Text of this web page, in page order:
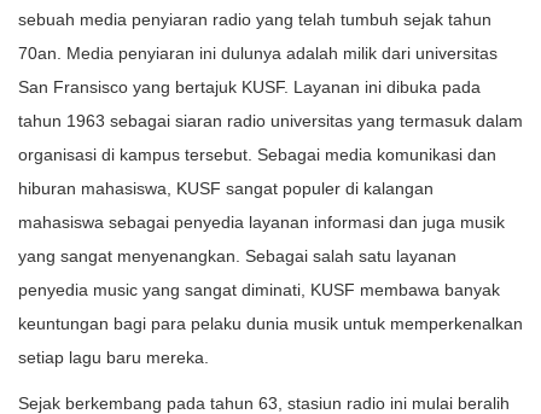
sebuah media penyiaran radio yang telah tumbuh sejak tahun
70an. Media penyiaran ini dulunya adalah milik dari universitas
San Fransisco yang bertajuk KUSF. Layanan ini dibuka pada
tahun 1963 sebagai siaran radio universitas yang termasuk dalam
organisasi di kampus tersebut. Sebagai media komunikasi dan
hiburan mahasiswa, KUSF sangat populer di kalangan
mahasiswa sebagai penyedia layanan informasi dan juga musik
yang sangat menyenangkan. Sebagai salah satu layanan
penyedia music yang sangat diminati, KUSF membawa banyak
keuntungan bagi para pelaku dunia musik untuk memperkenalkan
setiap lagu baru mereka.
Sejak berkembang pada tahun 63, stasiun radio ini mulai beralih